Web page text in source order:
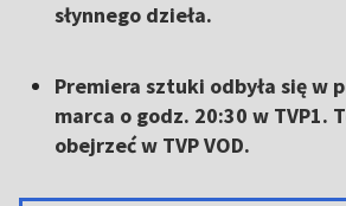
słynnego dzieła.
Premiera sztuki odbyła się w
marca o godz. 20:30 w TVP1.
obejrzeć w TVP VOD.